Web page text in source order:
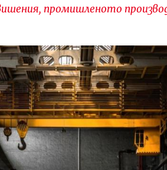
промишленото